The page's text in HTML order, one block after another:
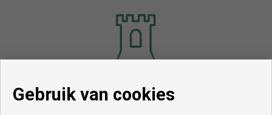
Gebruik van cookies